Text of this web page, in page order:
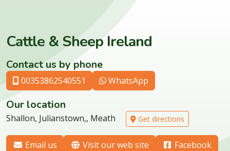
Cattle & Sheep Ireland
Contact us by phone
00353862540551 WhatsApp
Our location
Shallon, Julianstown,, Meath Get directions
Email us Visit our web site Facebook